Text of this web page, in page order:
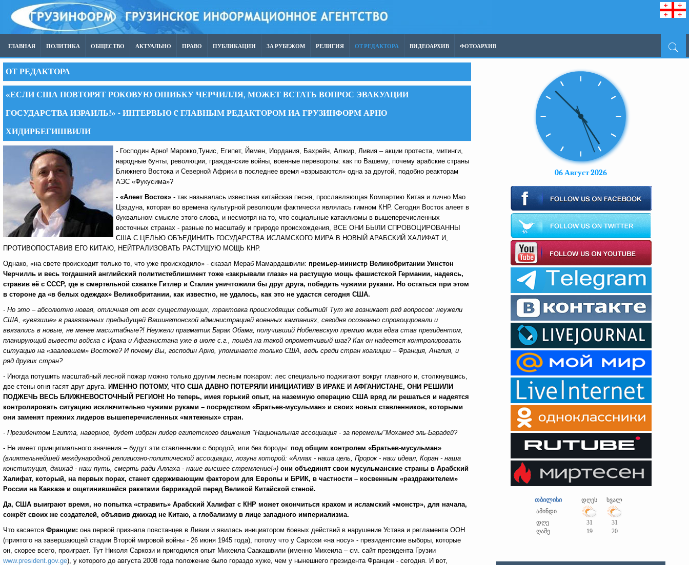
ГЛАВНАЯ ПОЛИТИКА ОБЩЕСТВО АКТУАЛЬНО ПРАВО ПУБЛИКАЦИИ ЗА РУБЕЖОМ РЕЛИГИЯ ОТ РЕДАКТОРА ВИДЕОАРХИВ ФОТОАРХИВ
ОТ РЕДАКТОРА
«ЕСЛИ США ПОВТОРЯТ РОКОВУЮ ОШИБКУ ЧЕРЧИЛЛЯ, МОЖЕТ ВСТАТЬ ВОПРОС ЭВАКУАЦИИ
ГОСУДАРСТВА ИЗРАИЛЬ!» - ИНТЕРВЬЮ C ГЛАВНЫМ РЕДАКТОРОМ ИА ГРУЗИНФОРМ АРНО
ХИДИРБЕГИШВИЛИ
- Господин Арно! Марокко,Тунис, Египет, Йемен, Иордания, Бахрейн, Алжир, Ливия – акции протеста, митинги,
народные бунты, революции, гражданские войны, военные перевороты: как по Вашему, почему арабские страны
Ближнего Востока и Северной Африки в последнее время «взрываются» одна за другой, подобно реакторам
АЭС «Фукусима»?
- «Алеет Восток» - так называлась известная китайская песня, прославляющая Компартию Китая и лично Мао
Цзэдуна, которая во времена культурной революции фактически являлась гимном КНР. Сегодня Восток алеет в
буквальном смысле этого слова, и несмотря на то, что социальные катаклизмы в вышеперечисленных
восточных странах - разные по масштабу и природе происхождения, ВСЕ ОНИ БЫЛИ СПРОВОЦИРОВАННЫ
США С ЦЕЛЬЮ ОБЪЕДИНИТЬ ГОСУДАРСТВА ИСЛАМСКОГО МИРА В НОВЫЙ АРАБСКИЙ ХАЛИФАТ И,
ПРОТИВОПОСТАВИВ ЕГО КИТАЮ, НЕЙТРАЛИЗОВАТЬ РАСТУЩУЮ МОЩЬ КНР.
Однако, «на свете происходит только то, что уже происходило» - сказал Мераб Мамардашвили: премьер-министр Великобритании Уинстон
Черчилль и весь тогдашний английский политистеблишмент тоже «закрывали глаза» на растущую мощь фашистской Германии, надеясь,
стравив её с СССР, где в смертельной схватке Гитлер и Сталин уничтожили бы друг друга, победить чужими руками. Но остаться при этом
в стороне да «в белых одеждах» Великобритании, как известно, не удалось, как это не удастся сегодня США.
- Но это – абсолютно новая, отличная от всех существующих, трактовка происходящих событий! Тут же возникает ряд вопросов: неужели
США, «увязшие» в развязанных предыдущей Вашингтонской администрацией военных кампаниях, сегодня осознанно спровоцировали и
ввязались в новые, не менее масштабные?! Неужели прагматик Барак Обама, получивший Нобелевскую премию мира едва став президентом,
планирующий вывести войска с Ирака и Афганистана уже в июле с.г., пошёл на такой опрометчивый шаг? Как он надеется контролировать
ситуацию на «заалевшем» Востоке? И почему Вы, господин Арно, упоминаете только США, ведь среди стран коалиции – Франция, Англия, и
ряд других стран?
- Иногда потушить масштабный лесной пожар можно только другим лесным пожаром: лес специально поджигают вокруг главного и, столкнувшись,
две стены огня гасят друг друга. ИМЕННО ПОТОМУ, ЧТО США ДАВНО ПОТЕРЯЛИ ИНИЦИАТИВУ В ИРАКЕ И АФГАНИСТАНЕ, ОНИ РЕШИЛИ
ПОДЖЕЧЬ ВЕСЬ БЛИЖНЕВОСТОЧНЫЙ РЕГИОН! Но теперь, имея горький опыт, на наземную операцию США вряд ли решаться и надеятся
контролировать ситуацию исключительно чужими руками – посредством «Братьев-мусульман» и своих новых ставленников, которыми
они заменят прежних лидеров вышеперечисленных «мятежных» стран.
- Президентом Египта, наверное, будет избран лидер египетского движения "Национальная ассоциация - за перемены"Мохамед эль-Барадей?
- Не имеет принципиального значения – будут эти ставленники с бородой, или без бороды: под общим контролем «Братьев-мусульман»
(влиятельнейшей международной религиозно-политической ассоциации, лозунг которой: «Аллах - наша цель, Пророк - наш идеал, Коран - наша
конституция, джихад - наш путь, смерть ради Аллаха - наше высшее стремление!») они объединят свои мусульманские страны в Арабский
Халифат, который, на первых порах, станет сдерживающим фактором для Европы и БРИК, в частности – косвенным «раздражителем»
России на Кавказе и ощетинившейся ракетами баррикадой перед Великой Китайской стеной.
Да, США выиграют время, но попытка «стравить» Арабский Халифат с КНР может окончиться крахом и исламский «монстр», для начала,
сожрёт своих же создателей, объявив джихад не Китаю, а глобализму в лице западного империализма.
Что касается Франции: она первой признала повстанцев в Ливии и явилась инициатором боевых действий в нарушение Устава и регламента ООН
(приятого на завершающей стадии Второй мировой войны - 26 июня 1945 года), потому что у Саркози «на носу» - президентские выборы, которые
он, скорее всего, проиграет. Тут Николя Саркози и пригодился опыт Михеила Саакашвили (именно Михеила – см. сайт президента Грузии
www.president.gov.ge), у которого до августа 2008 года положение было гораздо хуже, чем у нынешнего президента Франции - сегодня. И вот,
06 Август 2026
თბილისი დღეს
ხვალ
ამინდი
დღე
31
31
ღამე
19 20